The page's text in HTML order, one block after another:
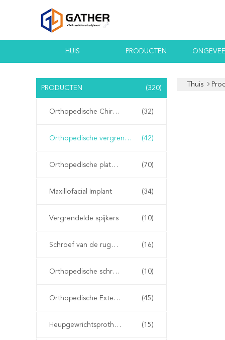
HUIS PRODUCTEN
PRODUCTEN (320)
Orthopedische Chirurgische Instrumenten (32)
Orthopedische vergrendelingsplaten (42)
Orthopedische platen en schroeven (70)
Maxillofacial Implant (34)
Vergrendelde spijkers (10)
Schroef van de ruggengraat (16)
Orthopedische schroeven met een kan (10)
Orthopedische Externe Fixator (45)
Heupgewrichtsprothese (15)
Thuis